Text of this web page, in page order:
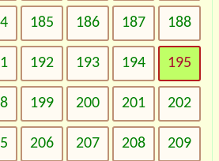
185 186 187 188
192 193 194 195
199 200 201 202
206 207 208 209